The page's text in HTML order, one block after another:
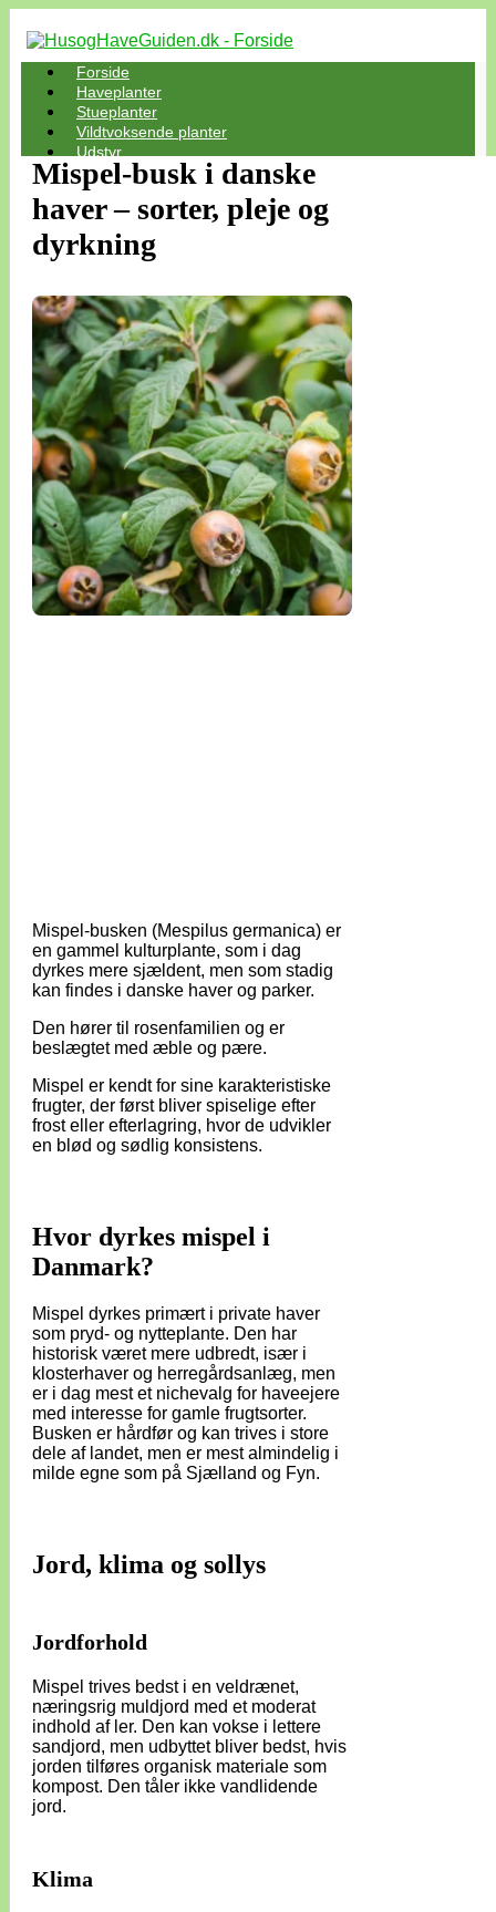
Forside
Haveplanter
Stueplanter
Vildtvoksende planter
Udstyr
Mispel-busk i danske
haver – sorter, pleje og
dyrkning
Mispel-busken (Mespilus germanica) er
en gammel kulturplante, som i dag
dyrkes mere sjældent, men som stadig
kan findes i danske haver og parker.
Den hører til rosenfamilien og er
beslægtet med æble og pære.
Mispel er kendt for sine karakteristiske
frugter, der først bliver spiselige efter
frost eller efterlagring, hvor de udvikler
en blød og sødlig konsistens.
Hvor dyrkes mispel i
Danmark?
Mispel dyrkes primært i private haver
som pryd- og nytteplante. Den har
historisk været mere udbredt, især i
klosterhaver og herregårdsanlæg, men
er i dag mest et nichevalg for haveejere
med interesse for gamle frugtsorter.
Busken er hårdfør og kan trives i store
dele af landet, men er mest almindelig i
milde egne som på Sjælland og Fyn.
Jord, klima og sollys
Jordforhold
Mispel trives bedst i en veldrænet,
næringsrig muldjord med et moderat
indhold af ler. Den kan vokse i lettere
sandjord, men udbyttet bliver bedst, hvis
jorden tilføres organisk materiale som
kompost. Den tåler ikke vandlidende
jord.
Klima